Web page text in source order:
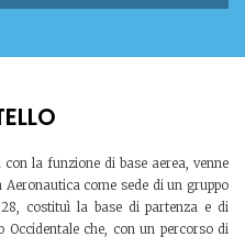
la funzione di base aerea, venne
come sede di un gruppo
costituì la base di partenza e di
che, con un percorso di